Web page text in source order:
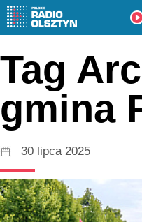
Tag
gmina
30 lipca 2025